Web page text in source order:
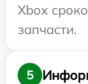
Xbox
запчасти.
5